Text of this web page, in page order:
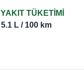
YAKIT TÜKETİMİ
5.1 L / 100 km